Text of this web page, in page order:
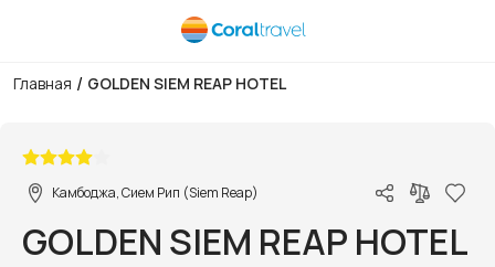
Главная / GOLDEN SIEM REAP HOTEL
Камбоджа, Сием Рип (Siem Reap)
GOLDEN SIEM REAP HOTEL